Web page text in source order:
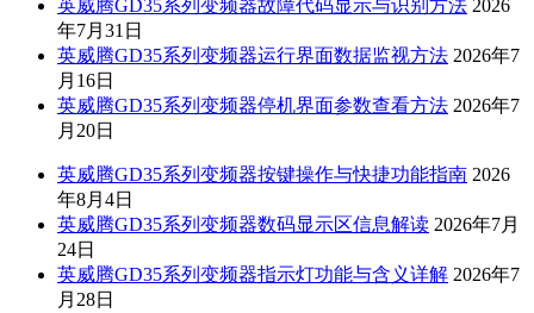
英威腾GD35系列变频器故障代码显示与识别方法 2026
年7月31日
英威腾GD35系列变频器运行界面数据监视方法 2026年7
月16日
英威腾GD35系列变频器停机界面参数查看方法 2026年7
月20日
英威腾GD35系列变频器按键操作与快捷功能指南 2026
年8月4日
英威腾GD35系列变频器数码显示区信息解读 2026年7月
24日
英威腾GD35系列变频器指示灯功能与含义详解 2026年7
月28日